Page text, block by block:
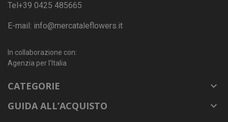
Tel+39 0425 485665
E-mail: info@mercataleflowers.it
In collaborazione con:
Agenzia per l’Italia
CATEGORIE

GUIDA ALL’ACQUISTO
